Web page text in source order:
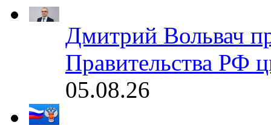
Дмитрий Вольвач
Правительства РФ
05.08.26